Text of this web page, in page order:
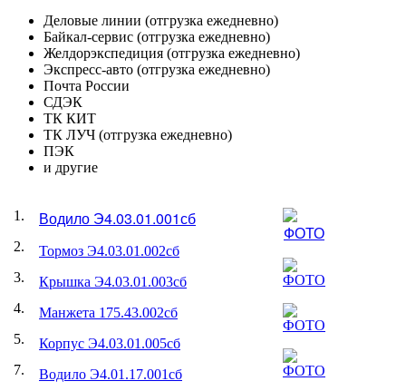
Деловые линии (отгрузка ежедневно)
Байкал-сервис (отгрузка ежедневно)
Желдорэкспедиция (отгрузка ежедневно)
Экспресс-авто (отгрузка ежедневно)
Почта России
СДЭК
ТК КИТ
ТК ЛУЧ (отгрузка ежедневно)
ПЭК
и другие
1.
2.
3.
4.
5.
7.
Водило Э4.03.01.001сб
Тормоз Э4.03.01.002сб
Крышка Э4.03.01.003сб
Манжета 175.43.002сб
Корпус Э4.03.01.005сб
Водило Э4.01.17.001сб